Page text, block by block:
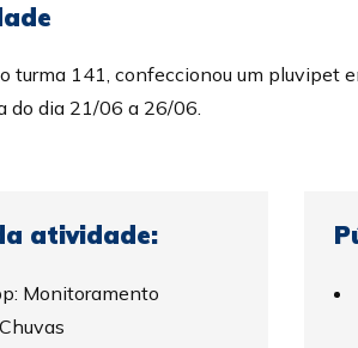
turma 141, confeccionou um pluvipet
do dia 21/06 a 26/06.
atividade:
Monitoramento